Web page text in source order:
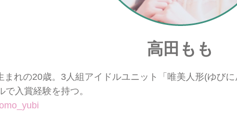
高田もも
まれの20歳。3人組アイドルユニット「唯美人形(ゆび
入賞経験を持つ。